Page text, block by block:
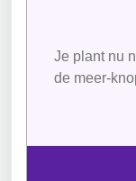
Je plant nu
de meer-